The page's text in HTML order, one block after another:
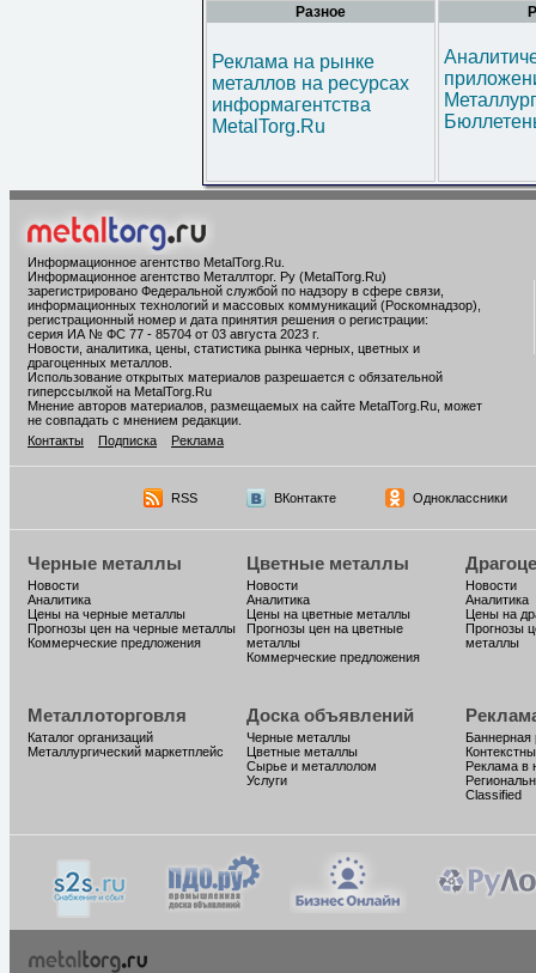
Разное
Реклама на рынке
металлов на ресурсах
информагентства
MetalTorg.Ru
Информационное агентство MetalTorg.Ru
Информационное агентство Металлторг. Ру (MetalTorg.Ru)
зарегистрировано Федеральной службой по надзору в сфере связи,
информационных технологий и массовых коммуникаций (Роскомнадзор),
регистрационный номер и дата принятия решения о регистрации:
серия ИА № ФС 77 - 85704 от 03 августа 2023 г.
Новости, аналитика, цены, статистика рынка черных, цветных и
драгоценных металлов.
Использование открытых материалов разрешается с обязательной
гиперссылкой на MetalTorg.Ru
Мнение авторов материалов, размещаемых на сайте MetalTorg.Ru, может
не совпадать с мнением редакции.
Контакты
Подписка Реклама
RSS ВКонтакте Одноклассники
Черные металлы
Новости
Аналитика
Цены на черные металлы
Прогнозы цен на черные металлы
Коммерческие предложения
Цветные металлы
Новости
Аналитика
Цены на цветные металлы
Прогнозы цен на цветные
металлы
Коммерческие предложения
Новости
Аналитика
Цены на
Прогнозы
металлы
Металлоторговля
Каталог организаций
Металлургический маркетплейс
Доска объявлений
Черные металлы
Цветные металлы
Сырье и металлолом
Услуги
Баннерная
Реклама в
Classified